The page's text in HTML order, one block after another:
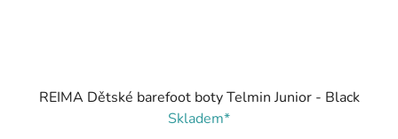
REIMA Dětské barefoot boty Telmin Junior - Black
Skladem*